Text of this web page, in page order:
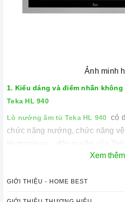
Ảnh minh
1. Kiểu dáng và điểm nhấn không
Teka HL 940
Lò nướng âm tủ Teka HL 940 có
chức năng nướng, chức năng
Hydroclean – độc quyền của Teka
thuật số, điều khiển bằng cảm
Lò nướng âm tủ Teka HL 940
tráng men đặc biệt, thích hợp
Xem thêm
GIỚI THIỆU - HOME BEST